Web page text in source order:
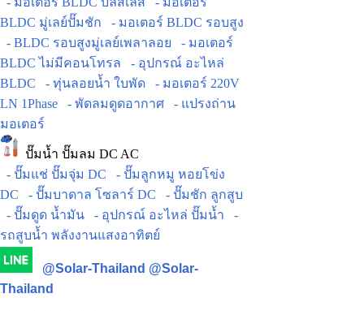
BLDC มู่เลย์ปั๊มชัก
- มอเตอร์ BLDC รอบสูง
- BLDC รอบสูงมู่เลย์เพลาลอย
- มอเตอร์
BLDC ไม่มีคอนโทรล
- อุปกรณ์ อะไหล่
BLDC
- ทุ่นลอยน้ำ ใบพัด
- มอเตอร์ 220V
LN 1Phase
- พัดลมดูดอากาศ
- แปรงถ่าน
มอเตอร์
ปั๊มน้ำ ปั๊มลม DC AC
- ปั๊มแช่ ปั๊มจุ่ม DC
- ปั๊มลูกหมู หอยโข่ง
DC
- ปั๊มบาดาล โซลาร์ DC
- ปั๊มชัก ลูกสูบ
- ปั๊มดูด น้ำมัน
- อุปกรณ์ อะไหล่ ปั๊มน้ำ
-
รถสูบน้ำ พลังงานแสงอาทิตย์
@Solar-Thailand @Solar-
Thailand